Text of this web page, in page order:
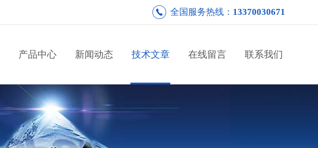
全国服务热线： 13370030671
产品中心 新闻动态 技术文章 在线留言 联系我们